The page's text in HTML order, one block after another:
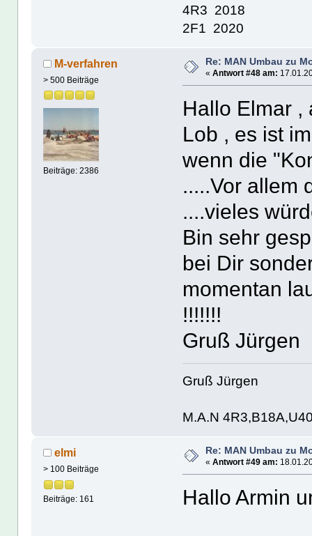
4R3 2018
2F1 2020
M-verfahren
> 500 Beiträge
Beiträge: 2386
Re: MAN Umbau zu
« Antwort #48 am:
Hallo Elmar ,
Lob , es ist
wenn die
.....Vor allem
....vieles
Bin sehr
bei Dir
momentan
!!!!!!!
Gruß Jürgen
Gruß Jürgen
M.A.N
elmi
> 100 Beiträge
Beiträge: 161
Re: MAN Umbau zu
« Antwort #49 am:
Hallo Armin